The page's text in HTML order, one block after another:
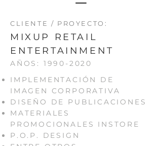
CLIENTE / PROYECTO:
MIXUP RETAIL
ENTERTAINMENT
AÑOS: 1990-2020
IMPLEMENTACIÓN DE
IMAGEN CORPORATIVA
DISEÑO DE PUBLICACIONES
MATERIALES
PROMOCIONALES INSTORE
P.O.P. DESIGN